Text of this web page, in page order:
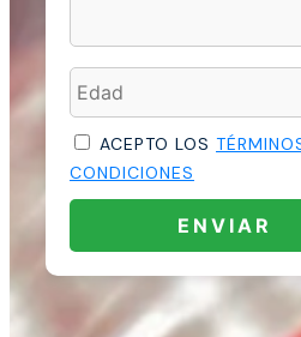
ACEPTO LOS
CONDICIONES
ENVIAR